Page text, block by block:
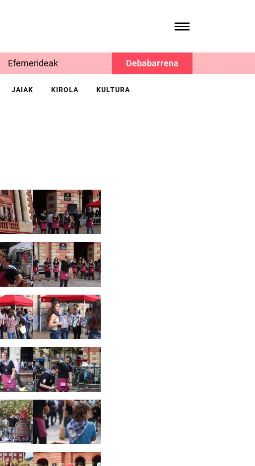
Efemerideak Debabarrena
JAIAK KIROLA KULTURA